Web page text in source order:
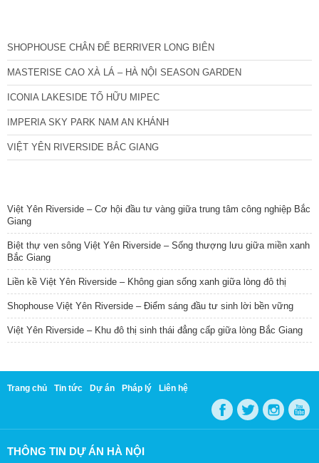
SHOPHOUSE CHÂN ĐẾ BERRIVER LONG BIÊN
MASTERISE CAO XÀ LÁ – HÀ NỘI SEASON GARDEN
ICONIA LAKESIDE TỐ HỮU MIPEC
IMPERIA SKY PARK NAM AN KHÁNH
VIỆT YÊN RIVERSIDE BẮC GIANG
Việt Yên Riverside – Cơ hội đầu tư vàng giữa trung tâm công nghiệp Bắc
Giang
Biệt thự ven sông Việt Yên Riverside – Sống thượng lưu giữa miền xanh
Bắc Giang
Liền kề Việt Yên Riverside – Không gian sống xanh giữa lòng đô thị
Shophouse Việt Yên Riverside – Điểm sáng đầu tư sinh lời bền vững
Việt Yên Riverside – Khu đô thị sinh thái đẳng cấp giữa lòng Bắc Giang
Trang chủ Tin tức Dự án Pháp lý Liên hệ
THÔNG TIN DỰ ÁN HÀ NỘI